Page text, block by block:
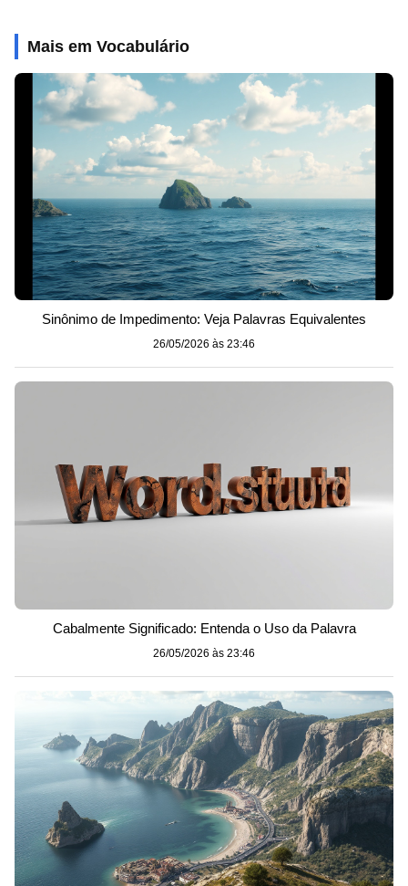
Mais em Vocabulário
Sinônimo de Impedimento: Veja Palavras Equivalentes
26/05/2026 às 23:46
Cabalmente Significado: Entenda o Uso da Palavra
26/05/2026 às 23:46